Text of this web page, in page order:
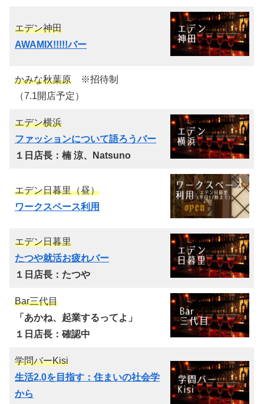
エデン神田
AWAMIX!!!!!バー
かみな秋葉原 ※招待制
（7.1開店予定）
エデン横浜
ファッションについて語ろうバー
１日店長： 楠 涼、Natsuno
エデン日暮里（昼）
ワークスペース利用
エデン日暮里
たつや就活お疲れバー
１日店長：たつや
Bar三代目
「あかね、起業するってよ」
１日店長：確認中
学問バーKisi
生活2.0を目指す：住まいの社会学
から